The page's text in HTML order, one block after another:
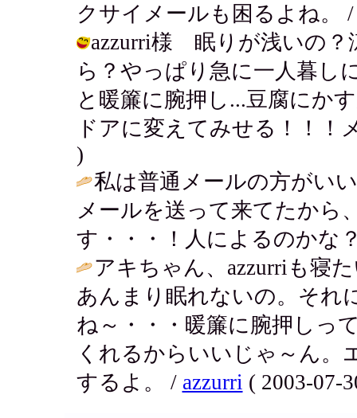
クサイメールも困るよね。
azzurri様 眠りが浅いの？
ら？やっぱり急に一人暮し
と暖簾に腕押し...豆腐にか
ドアに変えてみせる！！！
)
私は普通メールの方がい
メールを送って来てたから
す・・・！人によるのかな
アキちゃん、azzurriも寝
あんまり眠れないの。それ
ね～・・・暖簾に腕押しっ
くれるからいいじゃ～ん。
するよ。 / azzurri ( 2003-07-